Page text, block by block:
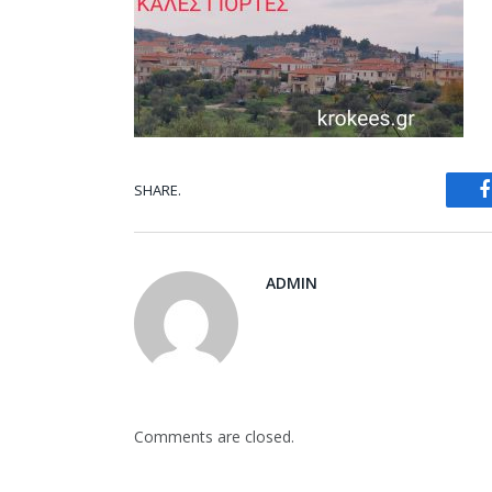
SHARE.
ADMIN
Comments are closed.